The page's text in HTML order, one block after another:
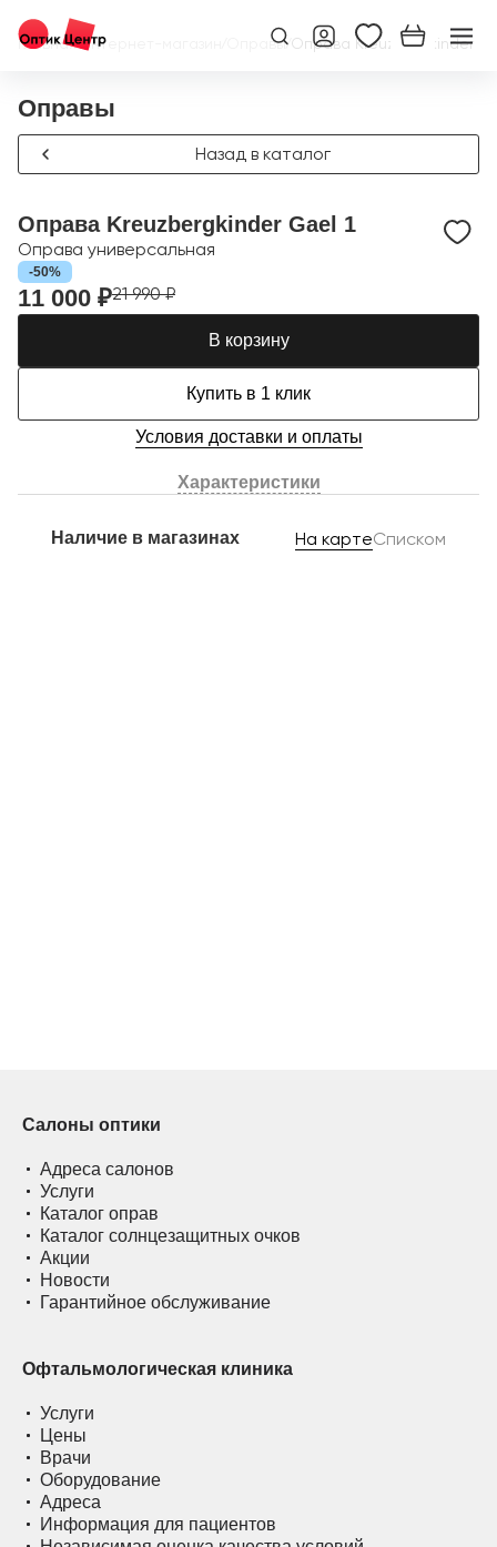
Главная/Интернет-магазин Оправы/Оправа Kreuzbergkinder
Оправы
Назад в каталог
Оправа Kreuzbergkinder Gael 1
Оправа универсальная
-50%
11 000 ₽21 990 ₽
В корзину
Купить в 1 клик
Условия доставки и оплаты
Характеристики
Наличие в магазинах На картеСписком
Салоны оптики
Адреса салонов
Услуги
Каталог оправ
Каталог солнцезащитных очков
Акции
Новости
Гарантийное обслуживание
Офтальмологическая клиника
Услуги
Цены
Врачи
Оборудование
Адреса
Информация для пациентов